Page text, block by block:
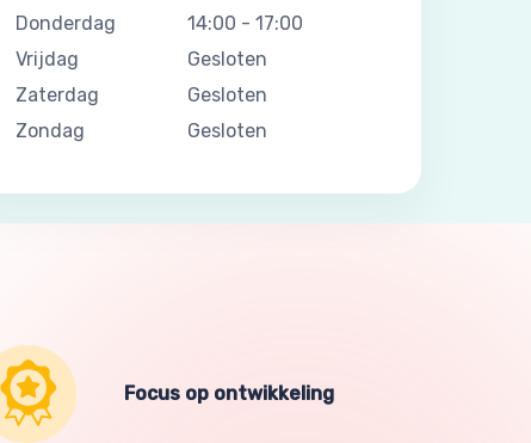
Donderdag
14:00 - 17:00
Vrijdag
Gesloten
Zaterdag
Gesloten
Zondag
Gesloten
Focus op ontwikkeling